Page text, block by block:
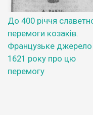
До 400 річчя
перемоги козаків.
Французьке джерело
1621 року про цю
перемогу